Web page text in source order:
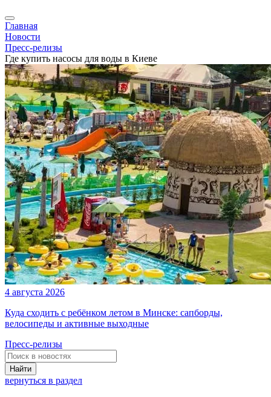
Главная
Новости
Пресс-релизы
Где купить насосы для воды в Киеве
4 августа 2026
Куда сходить с ребёнком летом в Минске: сапборды,
велосипеды и активные выходные
Пресс-релизы
Найти
вернуться в раздел